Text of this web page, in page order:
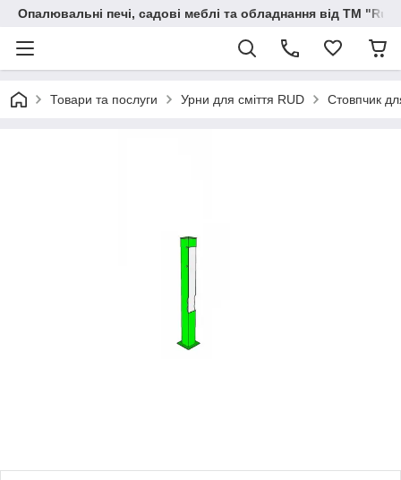
Опалювальні печі, садові меблі та обладнання від ТМ
Товари та послуги Урни для сміття RUD Стовпчик